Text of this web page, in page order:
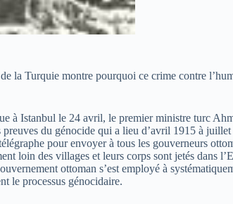
la Turquie montre pourquoi ce crime contre
à Istanbul le 24 avril, le premier ministre turc
du génocide qui a lieu d’avril 1915 à juillet
pour envoyer à tous les gouverneurs
loin des villages et leurs corps sont jetés dans
ottoman s’est employé à
le processus génocidaire.